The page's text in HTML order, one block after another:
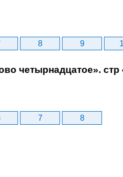
8 9
четырнадцатое». стр
7 8